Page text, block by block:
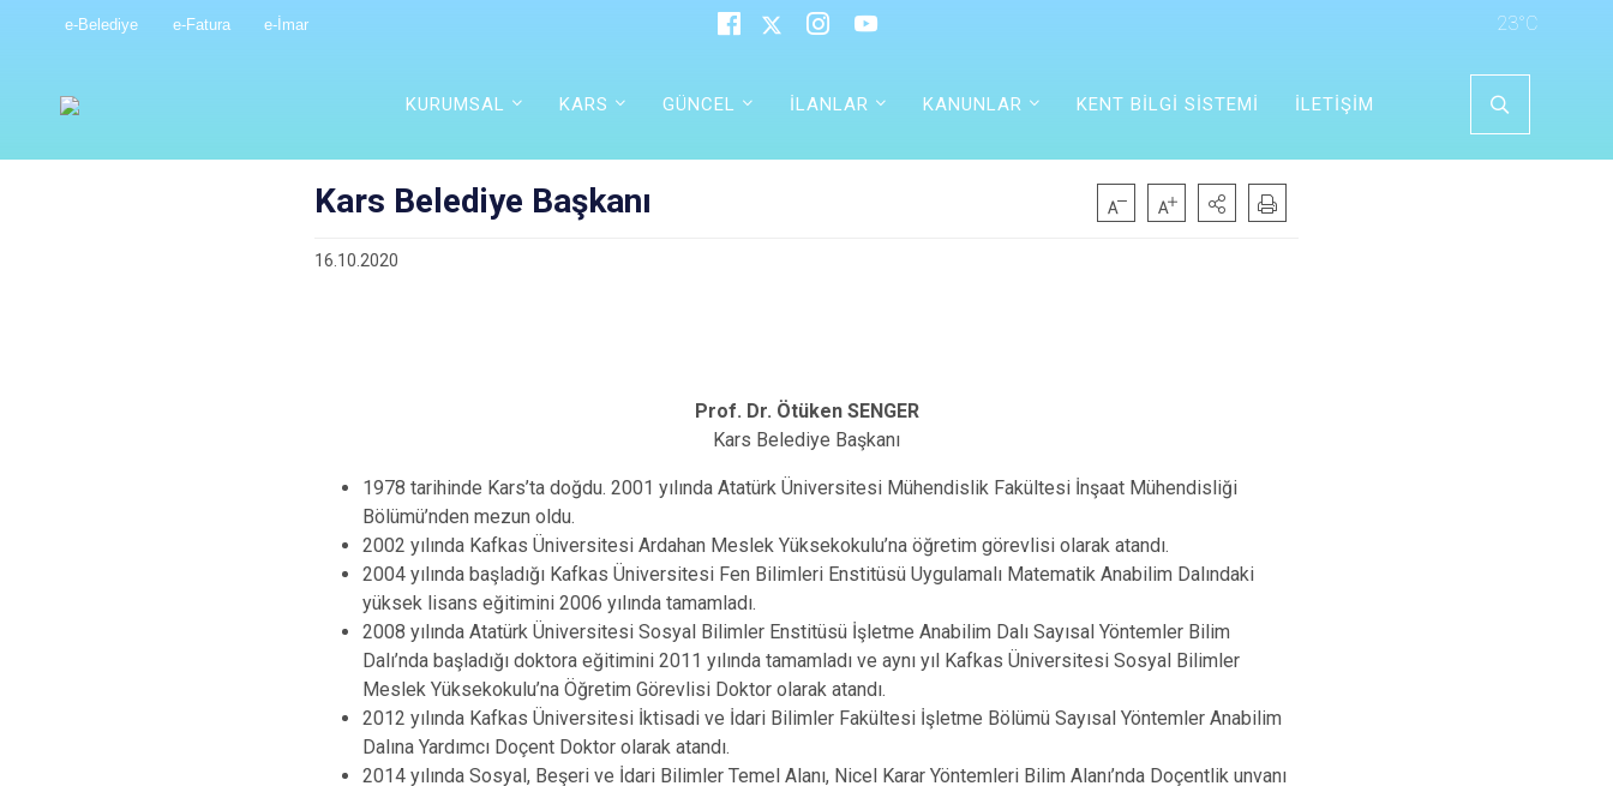
e-Belediye e-Fatura e-İmar 23°C
KURUMSAL KARS GÜNCEL İLANLAR KANUNLAR KENT BİLGİ SİSTEMİ İLETİŞİM
Kars Belediye Başkanı
16.10.2020
Prof. Dr. Ötüken SENGER
Kars Belediye Başkanı
1978 tarihinde Kars’ta doğdu. 2001 yılında Atatürk Üniversitesi Mühendislik Fakültesi İnşaat Mühendisliği
Bölümü’nden mezun oldu.
2002 yılında Kafkas Üniversitesi Ardahan Meslek Yüksekokulu’na öğretim görevlisi olarak atandı.
2004 yılında başladığı Kafkas Üniversitesi Fen Bilimleri Enstitüsü Uygulamalı Matematik Anabilim Dalındaki
yüksek lisans eğitimini 2006 yılında tamamladı.
2008 yılında Atatürk Üniversitesi Sosyal Bilimler Enstitüsü İşletme Anabilim Dalı Sayısal Yöntemler Bilim
Dalı’nda başladığı doktora eğitimini 2011 yılında tamamladı ve aynı yıl Kafkas Üniversitesi Sosyal Bilimler
Meslek Yüksekokulu’na Öğretim Görevlisi Doktor olarak atandı.
2012 yılında Kafkas Üniversitesi İktisadi ve İdari Bilimler Fakültesi İşletme Bölümü Sayısal Yöntemler Anabilim
Dalına Yardımcı Doçent Doktor olarak atandı.
2014 yılında Sosyal, Beşeri ve İdari Bilimler Temel Alanı, Nicel Karar Yöntemleri Bilim Alanı’nda Doçentlik unvanı